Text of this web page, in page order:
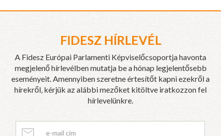
FIDESZ HÍRLEVÉL
A Fidesz Európai Parlamenti Képviselőcsoportja havonta
megjelenő hírlevélben mutatja be a hónap legjelentősebb
eseményeit. Amennyiben szeretne értesítőt kapni ezekről a
hírekről, kérjük az alábbi mezőket kitöltve iratkozzon fel
hírlevelünkre.